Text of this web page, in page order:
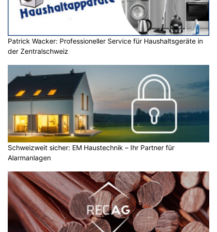
Patrick Wacker: Professioneller Service für Haushaltsgeräte in
der Zentralschweiz
Schweizweit sicher: EM Haustechnik – Ihr Partner für
Alarmanlagen